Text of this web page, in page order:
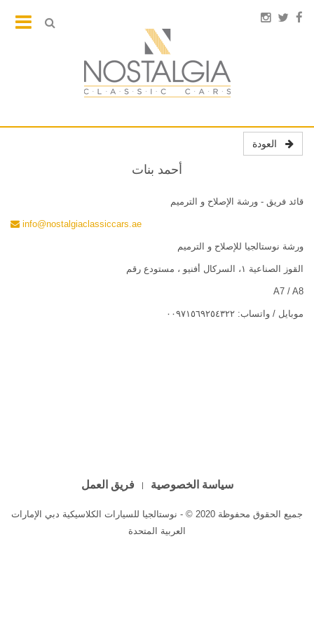
أحمد بنات
العودة
قائد فريق - ورشة الإصلاح و الترميم
info@nostalgiaclassiccars.ae
ورشة نوستالجيا للإصلاح و الترميم
القوز الصناعية ١، السركال أفنيو ، مستودع رقم
A7 / A8
موبايل / واتساب: ٠٠٩٧١٥٦٩٢٥٤٣٢٢
سياسة الخصوصية فريق العمل
جميع الحقوق محفوظة 2020 © - نوستالجيا للسيارات الكلاسيكية دبي الإمارات
العربية المتحدة